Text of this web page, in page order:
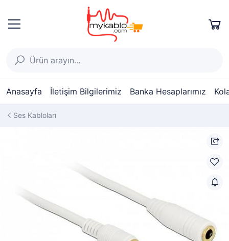
Anasayfa İletişim Bilgilerimiz Banka Hesaplarımız
Ses Kabloları